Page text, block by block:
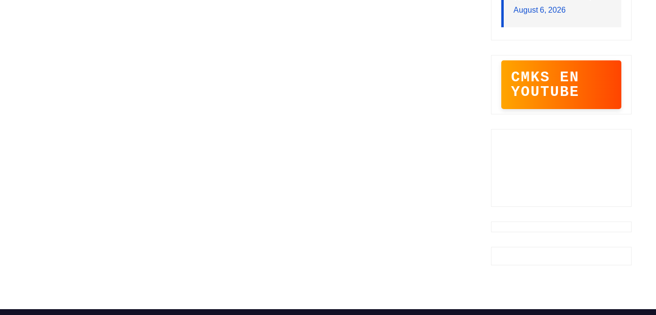
August 6, 2026
CMKS EN
YOUTUBE